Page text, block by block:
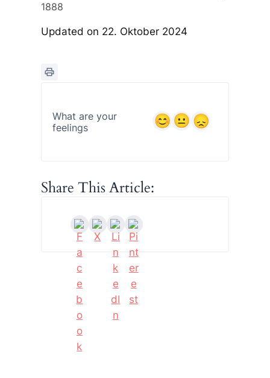
1888
Updated on 22. Oktober 2024
What are your
feelings
Share This Article: